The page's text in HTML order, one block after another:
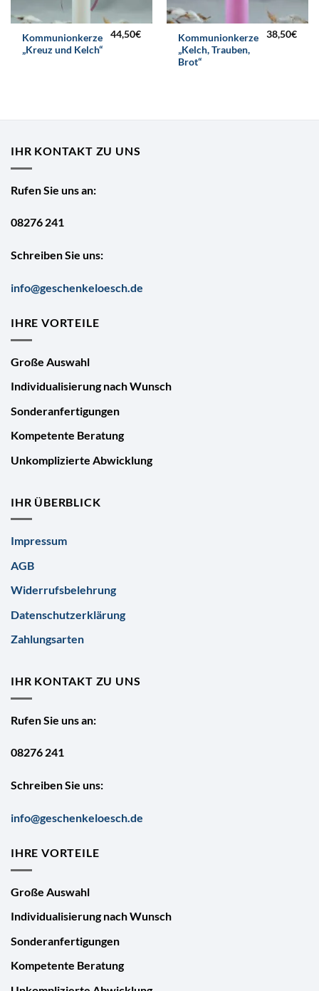
Kommunionkerze
„Kreuz und Kelch“
44,50€
Kommunionkerze
„Kelch, Trauben,
Brot“
38,50€
IHR KONTAKT ZU UNS
Rufen Sie uns an:
08276 241
Schreiben Sie uns:
info@geschenkeloesch.de
IHRE VORTEILE
Große Auswahl
Individualisierung nach Wunsch
Sonderanfertigungen
Kompetente Beratung
Unkomplizierte Abwicklung
IHR ÜBERBLICK
Impressum
AGB
Widerrufsbelehrung
Datenschutzerklärung
Zahlungsarten
IHR KONTAKT ZU UNS
Rufen Sie uns an:
08276 241
Schreiben Sie uns:
info@geschenkeloesch.de
IHRE VORTEILE
Große Auswahl
Individualisierung nach Wunsch
Sonderanfertigungen
Kompetente Beratung